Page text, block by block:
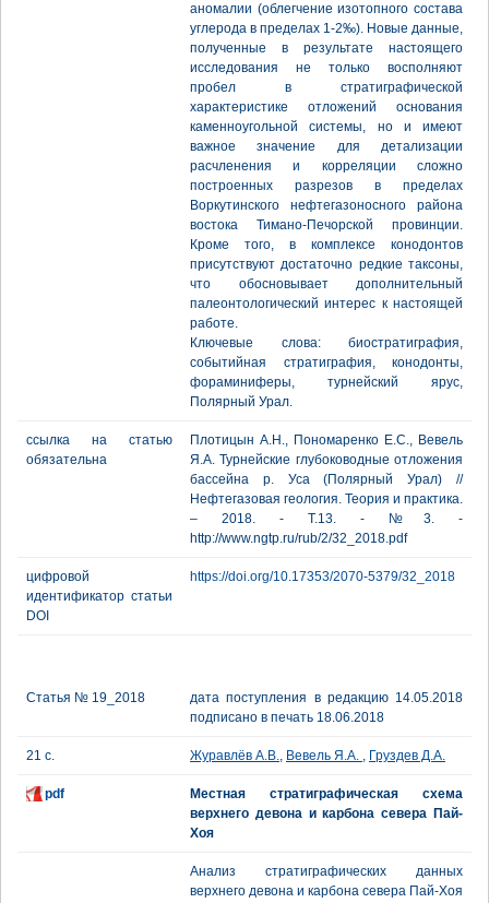
аномалии (облегчение изотопного состава
углерода в пределах 1-2‰). Новые данные,
полученные в результате настоящего
исследования не только восполняют
пробел в стратиграфической
характеристике отложений основания
каменноугольной системы, но и имеют
важное значение для детализации
расчленения и корреляции сложно
построенных разрезов в пределах
Воркутинского нефтегазоносного района
востока Тимано-Печорской провинции.
Кроме того, в комплексе конодонтов
присутствуют достаточно редкие таксоны,
что обосновывает дополнительный
палеонтологический интерес к настоящей
работе.
Ключевые слова: биостратиграфия,
событийная стратиграфия, конодонты,
фораминиферы, турнейский ярус,
Полярный Урал.
ссылка на статью
обязательна
Плотицын А.Н., Пономаренко Е.С., Вевель
Я.А. Турнейские глубоководные отложения
бассейна р. Уса (Полярный Урал) //
Нефтегазовая геология. Теория и практика.
– 2018. - Т.13. - №3. -
http://www.ngtp.ru/rub/2/32_2018.pdf
цифровой
идентификатор статьи
DOI
https://doi.org/10.17353/2070-5379/32_2018
Статья № 19_2018
дата поступления в редакцию 14.05.2018
подписано в печать 18.06.2018
21 с. Журавлёв А.В., Вевель Я.А. , Груздев Д.А.
pdf
Местная стратиграфическая схема
верхнего девона и карбона севера Пай-
Хоя
Анализ стратиграфических данных
верхнего девона и карбона севера Пай-Хоя